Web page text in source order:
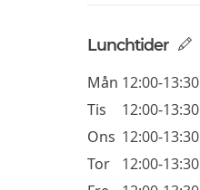
Lunchtider
Mån 12:00-13:30
Tis
12:00-13:30
Ons 12:00-13:30
Tor
12:00-13:30